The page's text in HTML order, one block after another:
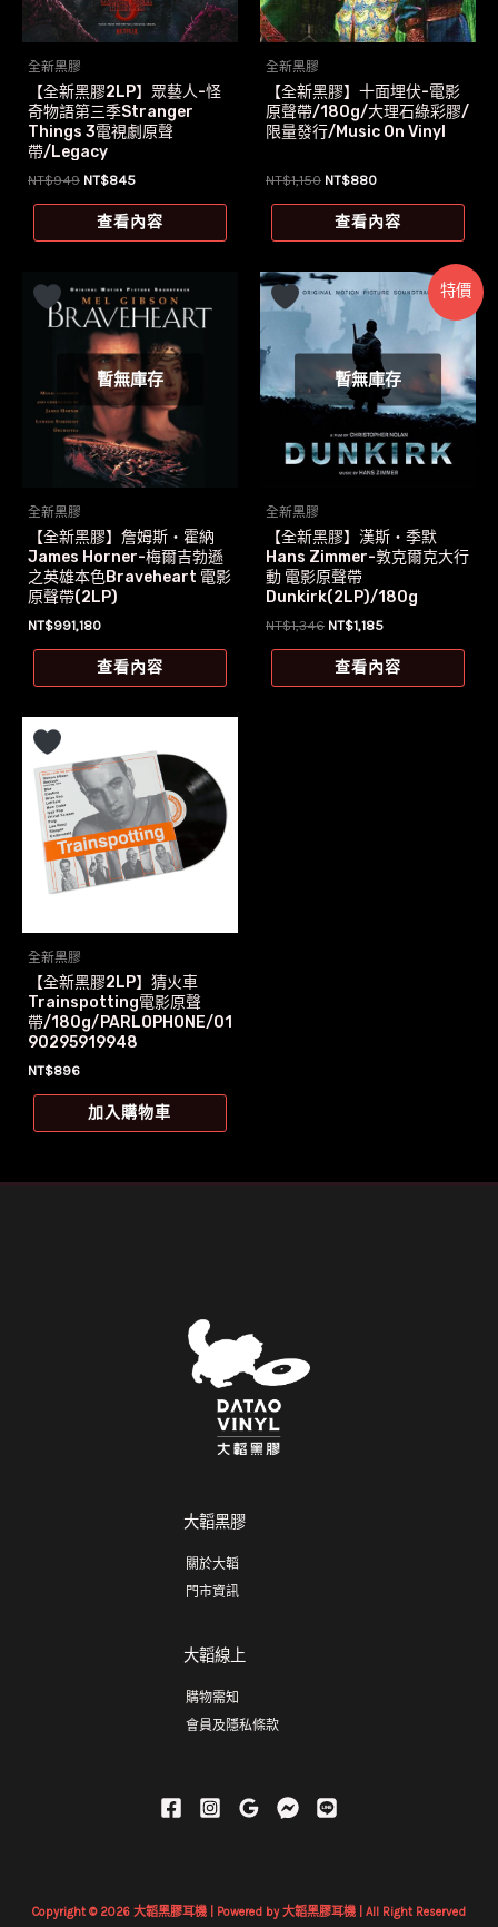
全新黑膠
【全新黑膠2LP】眾藝人-怪
奇物語第三季Stranger
Things 3電視劇原聲
帶/Legacy
NT$949 原
格：
NT$845目
價
格：
查看內容
全新黑膠
【全新黑膠】十面埋伏-電影
原聲帶/180g/大理石綠彩膠/
限量發行/Music On Vinyl
NT$1,150 原
價
格：
NT$880目
價
格：
查看內容
暫無庫存
全新黑膠
【全新黑膠】詹姆斯‧霍納
James Horner-梅爾吉勃遜
之英雄本色Braveheart 電影
原聲帶(2LP)
NT$991,180
查看內容
特價
暫無庫存
全新黑膠
【全新黑膠】漢斯‧季默
Hans Zimmer-敦克爾克大行
動 電影原聲帶
Dunkirk(2LP)/180g
NT$1,346 原
價
格：
NT$1,185目
價
格：
查看內容
全新黑膠
【全新黑膠2LP】猜火車
Trainspotting電影原聲
帶/180g/PARLOPHONE/01
90295919948
NT$896
加入購物車
大韜黑膠
關於大韜
門市資訊
大韜線上
購物需知
會員及隱私條款
Copyright © 2026 大韜黑膠耳機 | Powered by 大韜黑膠耳機 | All Right Reserved